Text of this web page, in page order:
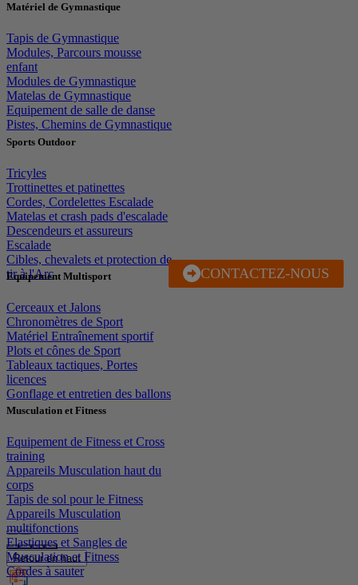
J'EN PROFITE
CONTACTEZ-NOUS
Matériel de Gymnastique
Tapis de Gymnastique
Modules, Parcours mousse
enfant
Modules de Gymnastique
Matelas de Gymnastique
Equipement de salle de danse
Pistes, Chemins de Gymnastique
Sports Outdoor
Tricyles
Trottinettes et patinettes
Cordes, Cordelettes Escalade
Matelas et crash pads d'escalade
Descendeurs et assureurs
Escalade
Cibles, chevalets et protection de
tir à l'Arc
Equipement Multisport
Cerceaux et Jalons
Chronomètres de Sport
Matériel Entraînement sportif
Plots et cônes de Sport
Tableaux tactiques, Portes
licences
Gonflage et entretien des ballons
Musculation et Fitness
Equipement de Fitness et Cross
training
Appareils Musculation haut du
corps
Tapis de sol pour le Fitness
Appareils Musculation
multifonctions
Elastiques et Sangles de
Musculation et Fitness
Cordes à sauter
Retour en haut